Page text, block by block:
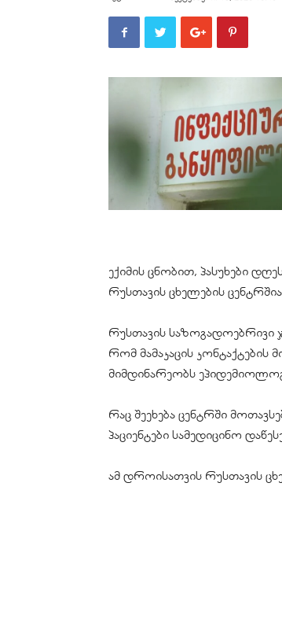
ექიმის ცნობით, პასუხები
რუსთავის ცხელების
რუსთავის საზოგადოებრივი
რომ მამაკაცის კონტაქტების
მიმდინარეობს
რაც შეეხება ცენტრში
პაციენტები სამედიცინო
ამ დროისათვის რუსთავის